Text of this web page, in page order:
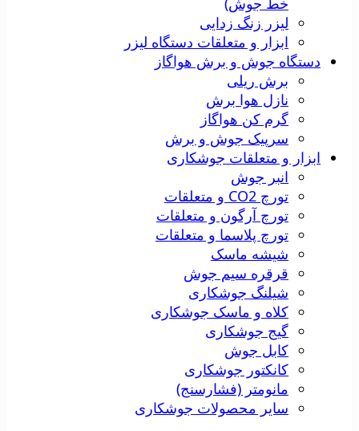
لیزر زنگ زدایی
ابزار و متعلقات دستگاه لیزر
دستگاه جوش و برش هواگاز
برش ریلی
نازل هوا برش
گرم کن هواگاز
سرپیک جوش و برش
ابزار و متعلقات جوشکاری
انبر جوش
تورچ CO2 و متعلقات
تورچ آرگون و متعلقات
تورچ پلاسما و متعلقات
شیشه ماسک
قرقره سیم جوش
شیلنگ جوشکاری
کلاه و ماسک جوشکاری
گیج جوشکاری
کابل جوش
کانکتور جوشکاری
مانومتر (فشارسنج)
سایر محصولات جوشکاری